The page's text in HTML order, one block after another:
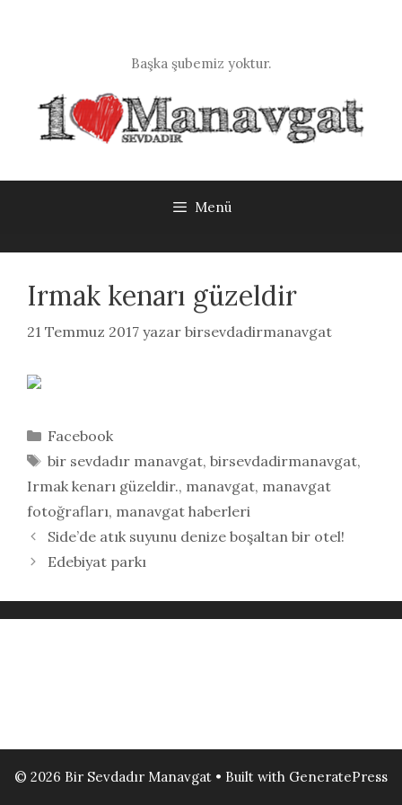
Başka şubemiz yoktur.
Menü
Irmak kenarı güzeldir
21 Temmuz 2017 yazar birsevdadirmanavgat
Kategoriler
Facebook
Etiketler
bir sevdadır manavgat, birsevdadirmanavgat,
Irmak kenarı güzeldir., manavgat, manavgat
fotoğrafları, manavgat haberleri
Side’de atık suyunu denize boşaltan bir otel!
Edebiyat parkı
© 2026 Bir Sevdadır Manavgat • Built with GeneratePress